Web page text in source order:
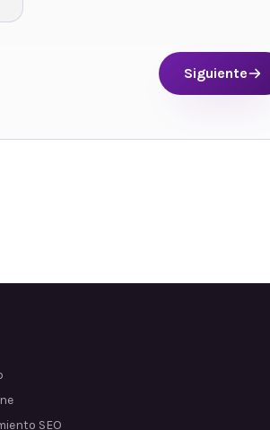
Siguiente
SEO